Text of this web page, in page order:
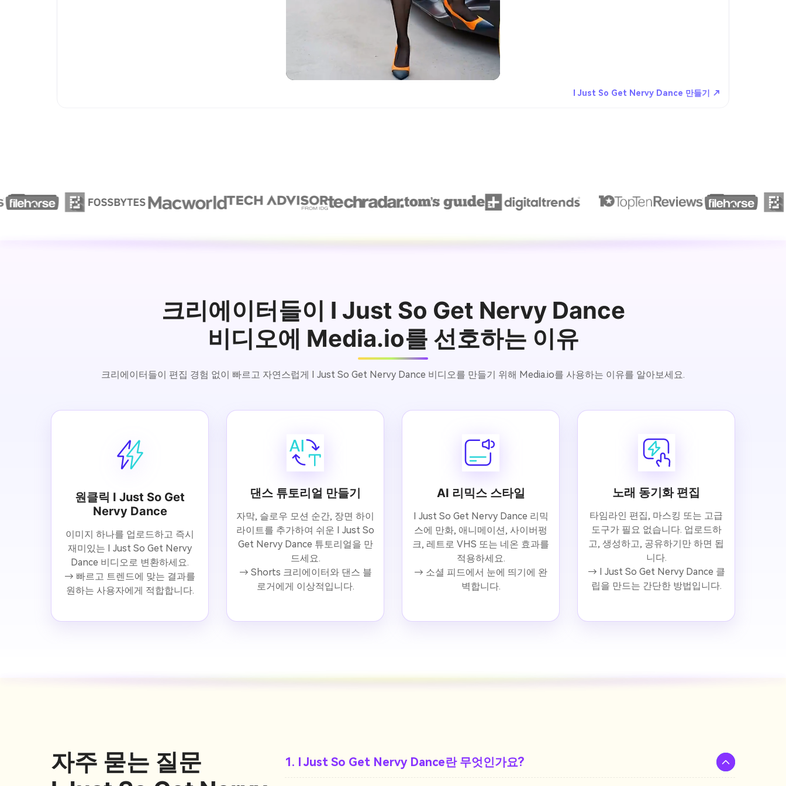
I Just So Get Nervy Dance 만들기 ↗
크리에이터들이 I Just So Get Nervy Dance
비디오에 Media.io를 선호하는 이유
크리에이터들이 편집 경험 없이 빠르고 자연스럽게 I Just So Get Nervy Dance 비디오를 만들기 위해 Media.io를 사용하는 이유를 알아보세요.
원클릭 I Just So Get
Nervy Dance
이미지 하나를 업로드하고 즉시
재미있는 I Just So Get Nervy
Dance 비디오로 변환하세요.
→ 빠르고 트렌드에 맞는 결과를
원하는 사용자에게 적합합니다.
댄스 튜토리얼 만들기
자막, 슬로우 모션 순간, 장면 하이
라이트를 추가하여 쉬운 I Just So
Get Nervy Dance 튜토리얼을 만
드세요.
→ Shorts 크리에이터와 댄스 블
로거에게 이상적입니다.
AI 리믹스 스타일
I Just So Get Nervy Dance 리믹
스에 만화, 애니메이션, 사이버펑
크, 레트로 VHS 또는 네온 효과를
적용하세요.
→ 소셜 피드에서 눈에 띄기에 완
벽합니다.
노래 동기화 편집
타임라인 편집, 마스킹 또는 고급
도구가 필요 없습니다. 업로드하
고, 생성하고, 공유하기만 하면 됩
니다.
→ I Just So Get Nervy Dance 클
립을 만드는 간단한 방법입니다.
자주 묻는 질문
1. I Just So Get Nervy Dance란 무엇인가요?